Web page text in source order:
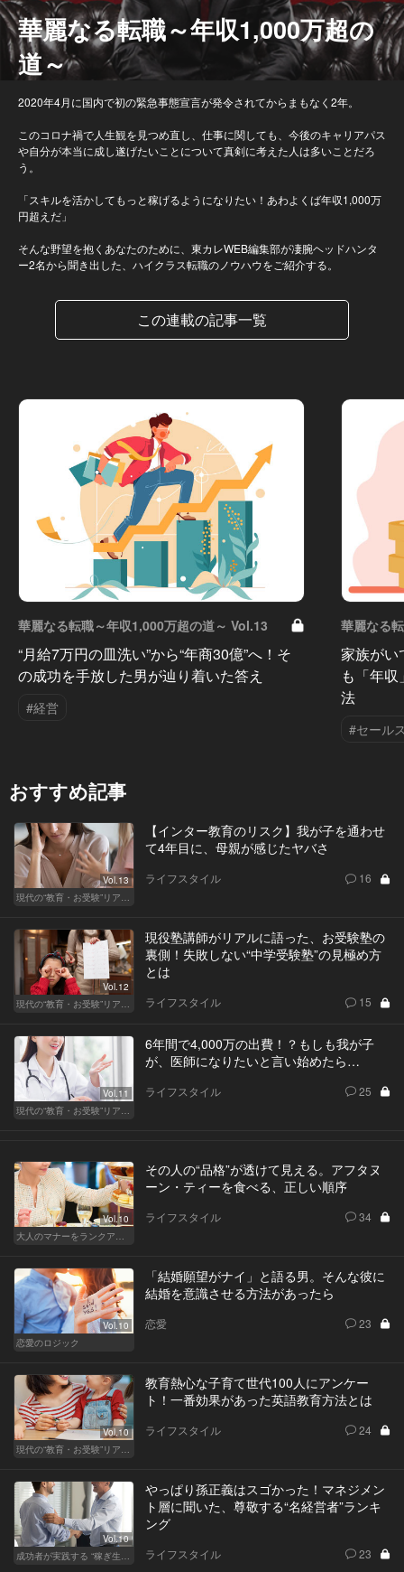
華麗なる転職～年収1,000万超の
道～
2020年4月に国内で初の緊急事態宣言が発令されてからまもなく2年。
このコロナ禍で人生観を見つめ直し、仕事に関しても、今後のキャリアパス
や自分が本当に成し遂げたいことについて真剣に考えた人は多いことだろ
う。
「スキルを活かしてもっと稼げるようになりたい！あわよくば年収1,000万
円超えだ」
そんな野望を抱くあなたのために、東カレWEB編集部が凄腕ヘッドハンタ
ー2名から聞き出した、ハイクラス転職のノウハウをご紹介する。
この連載の記事一覧
華麗なる転職～年収1,000万超の道～ Vol.13
“月給7万円の皿洗い”から“年商30億”へ！そ
の成功を手放した男が辿り着いた答え
#経営
華麗なる
家族がい
も「年
法
#セール
おすすめ記事
Vol.13
現代の“教育・お受験”リアルドキュメント
【インター教育のリスク】我が子を通わせ
て4年目に、母親が感じたヤバさ
ライフスタイル 16
Vol.12
現代の“教育・お受験”リアルドキュメント
現役塾講師がリアルに語った、お受験塾の
裏側！失敗しない“中学受験塾”の見極め方
とは
ライフスタイル 15
Vol.11
現代の“教育・お受験”リアルドキュメント
6年間で4,000万の出費！？もしも我が子
が、医師になりたいと言い始めたら…
ライフスタイル 25
Vol.10
大人のマナーをランクアップせよ
その人の“品格”が透けて見える。アフタヌ
ーン・ティーを食べる、正しい順序
ライフスタイル 34
Vol.10
恋愛のロジック
「結婚願望がナイ」と語る男。そんな彼に
結婚を意識させる方法があったら
恋愛 23
Vol.10
現代の“教育・お受験”リアルドキュメント
教育熱心な子育て世代100人にアンケー
ト！一番効果があった英語教育方法とは
ライフスタイル 24
Vol.10
成功者が実践する “稼ぎ生活”
やっぱり孫正義はスゴかった！マネジメン
ト層に聞いた、尊敬する“名経営者”ランキ
ング
ライフスタイル 23